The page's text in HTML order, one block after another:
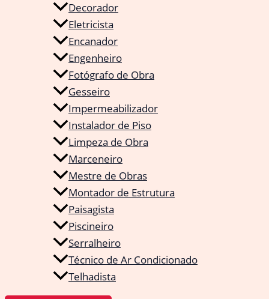
Decorador
Eletricista
Encanador
Engenheiro
Fotógrafo de Obra
Gesseiro
Impermeabilizador
Instalador de Piso
Limpeza de Obra
Marceneiro
Mestre de Obras
Montador de Estrutura
Paisagista
Piscineiro
Serralheiro
Técnico de Ar Condicionado
Telhadista